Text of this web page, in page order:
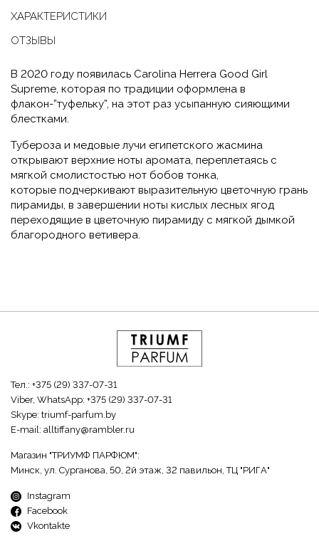
ХАРАКТЕРИСТИКИ
ОТЗЫВЫ
В 2020 году появилась Carolina Herrera Good Girl
Supreme, которая по традиции оформлена в
флакон-”туфельку”, на этот раз усыпанную сияющими
блестками.
Тубероза и медовые лучи египетского жасмина
открывают верхние ноты аромата, переплетаясь с
мягкой смолистостью нот бобов тонка,
которые подчеркивают выразительную цветочную грань
пирамиды, в завершении ноты кислых лесных ягод
переходящие в цветочную пирамиду с мягкой дымкой
благородного ветивера.
Тел.: +375 (29) 337-07-31
Viber, WhatsApp: +375 (29) 337-07-31
Skype: triumf-parfum.by
E-mail: alltiffany@rambler.ru
Магазин "ТРИУМФ ПАРФЮМ":
Минск, ул. Сурганова, 50, 2й этаж, 32 павильон, ТЦ "РИГА"
Instagram
Facebook
Vkontakte